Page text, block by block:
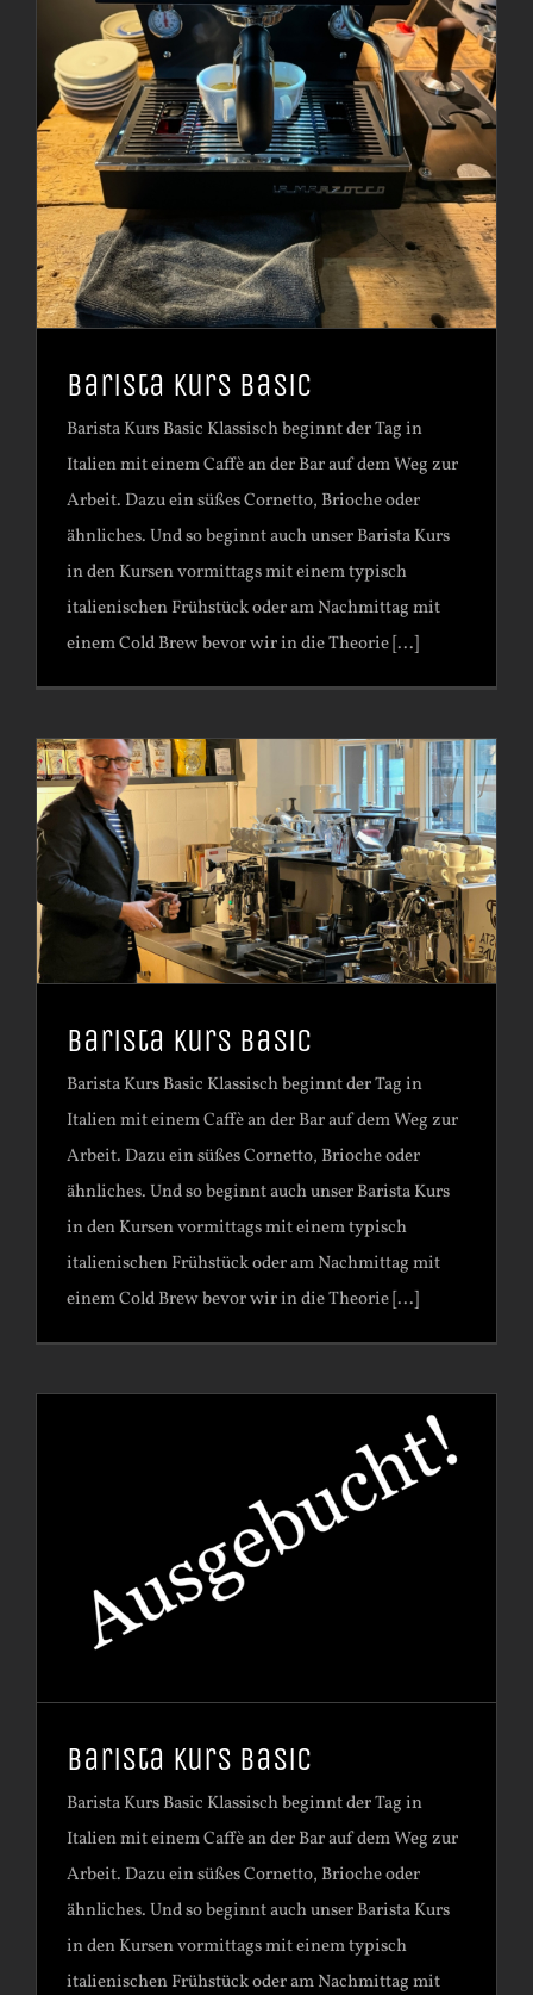
Barista Kurs Basic
Barista Kurs Basic Klassisch beginnt der Tag in
Italien mit einem Caffè an der Bar auf dem Weg zur
Arbeit. Dazu ein süßes Cornetto, Brioche oder
ähnliches. Und so beginnt auch unser Barista Kurs
in den Kursen vormittags mit einem typisch
italienischen Frühstück oder am Nachmittag mit
einem Cold Brew bevor wir in die Theorie [...]
Barista Kurs Basic
Barista Kurs Basic Klassisch beginnt der Tag in
Italien mit einem Caffè an der Bar auf dem Weg zur
Arbeit. Dazu ein süßes Cornetto, Brioche oder
ähnliches. Und so beginnt auch unser Barista Kurs
in den Kursen vormittags mit einem typisch
italienischen Frühstück oder am Nachmittag mit
einem Cold Brew bevor wir in die Theorie [...]
Barista Kurs Basic
Barista Kurs Basic Klassisch beginnt der Tag in
Italien mit einem Caffè an der Bar auf dem Weg zur
Arbeit. Dazu ein süßes Cornetto, Brioche oder
ähnliches. Und so beginnt auch unser Barista Kurs
in den Kursen vormittags mit einem typisch
italienischen Frühstück oder am Nachmittag mit